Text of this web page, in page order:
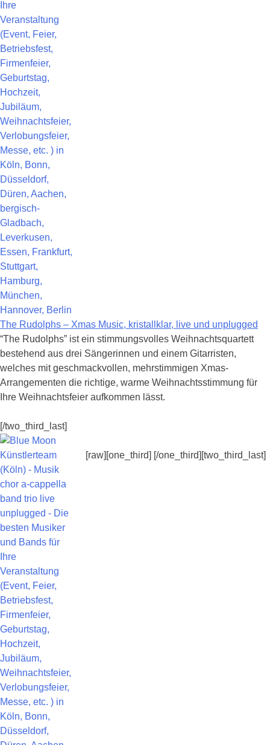
The Rudolphs – Xmas Music, kristallklar, live und unplugged
“The Rudolphs” ist ein stimmungsvolles Weihnachtsquartett
bestehend aus drei Sängerinnen und einem Gitarristen,
welches mit geschmackvollen, mehrstimmigen Xmas-
Arrangementen die richtige, warme Weihnachtsstimmung für
Ihre Weihnachtsfeier aufkommen lässt.
[/two_third_last]
[raw][one_third] [/one_third][two_third_last]